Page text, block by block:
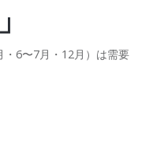
・6〜7月・12月）は需要